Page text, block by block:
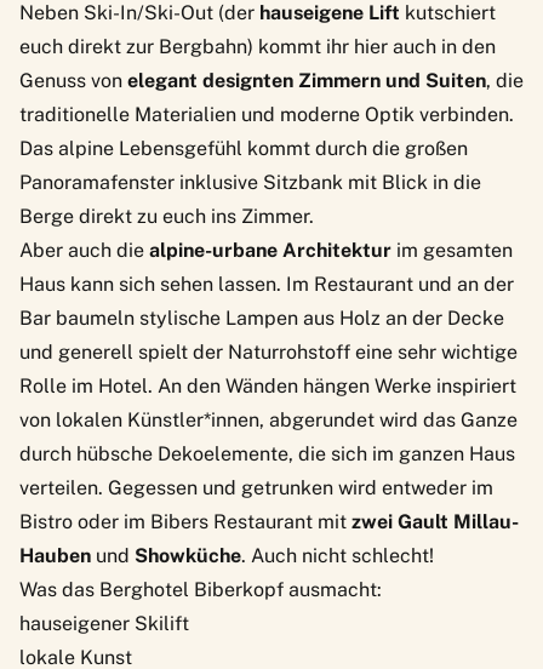
Neben Ski-In/Ski-Out (der hauseigene Lift kutschiert
euch direkt zur Bergbahn) kommt ihr hier auch in den
Genuss von elegant designten Zimmern und Suiten, die
traditionelle Materialien und moderne Optik verbinden.
Das alpine Lebensgefühl kommt durch die großen
Panoramafenster inklusive Sitzbank mit Blick in die
Berge direkt zu euch ins Zimmer.
Aber auch die alpine-urbane Architektur im gesamten
Haus kann sich sehen lassen. Im Restaurant und an der
Bar baumeln stylische Lampen aus Holz an der Decke
und generell spielt der Naturrohstoff eine sehr wichtige
Rolle im Hotel. An den Wänden hängen Werke inspiriert
von lokalen Künstler*innen, abgerundet wird das Ganze
durch hübsche Dekoelemente, die sich im ganzen Haus
verteilen. Gegessen und getrunken wird entweder im
Bistro oder im Bibers Restaurant mit zwei Gault Millau-
Hauben und Showküche. Auch nicht schlecht!
Was das Berghotel Biberkopf ausmacht:
hauseigener Skilift
lokale Kunst